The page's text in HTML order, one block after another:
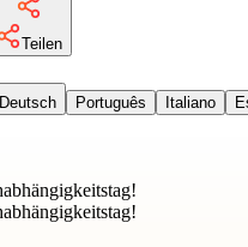
Teilen
Deutsch Português Italiano